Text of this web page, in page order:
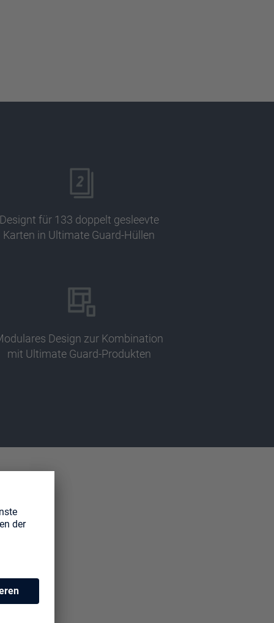
für 133 doppelt gesleevte
Karten in Ultimate Guard-Hüllen
Design zur Kombination
mit Ultimate Guard-Produkten